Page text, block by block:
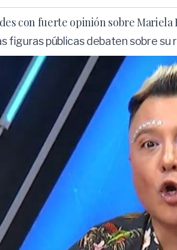
con fuerte opinión sobre Mariela
públicas debaten sobre